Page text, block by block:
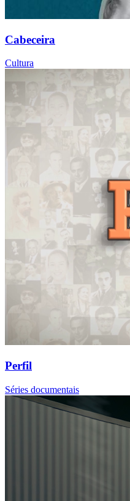
Cabeceira
Cultura
Perfil
Séries documentais